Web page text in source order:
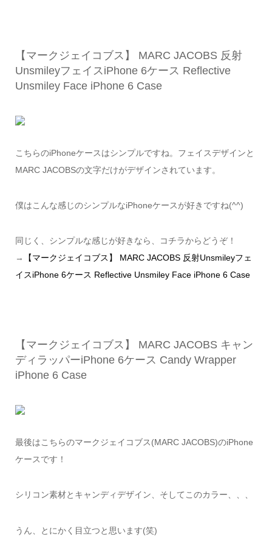
【マークジェイコブス】 MARC JACOBS 反射
UnsmileyフェイスiPhone 6ケース Reflective
Unsmiley Face iPhone 6 Case
こちらのiPhoneケースはシンプルですね。フェイスデザインと
MARC JACOBSの文字だけがデザインされています。
僕はこんな感じのシンプルなiPhoneケースが好きですね(^^)
同じく、シンプルな感じが好きなら、コチラからどうぞ！
→
【マークジェイコブス】 MARC JACOBS 反射Unsmileyフェ
イスiPhone 6ケース Reflective Unsmiley Face iPhone 6 Case
【マークジェイコブス】 MARC JACOBS キャン
ディラッパーiPhone 6ケース Candy Wrapper
iPhone 6 Case
最後はこちらのマークジェイコブス(MARC JACOBS)のiPhone
ケースです！
シリコン素材とキャンディデザイン、そしてこのカラー、、、
うん、とにかく目立つと思います(笑)